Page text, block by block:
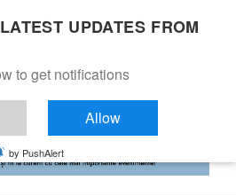
UPDATES FROM
to get notifications
Allow
by PushAlert